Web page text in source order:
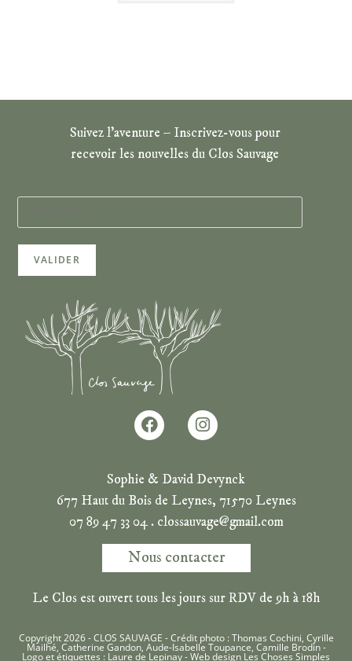
Suivez l’aventure – Inscrivez-vous pour
recevoir les nouvelles du Clos Sauvage
Sophie & David Devynck
677 Haut du Bois de Leynes, 71570 Leynes
07 89 47 33 04 . clossauvage@gmail.com
Nous contacter
Le Clos est ouvert tous les jours sur RDV de 9h à 18h
Copyright 2026 - CLOS SAUVAGE - Crédit photo : Thomas Cochini, Cyrille
Mailhé, Catherine Gandon, Aude-Isabelle Toupance, Camille Brodin -
Logo et étiquettes : Laure de Lepinay - Web design Les Choses Simples